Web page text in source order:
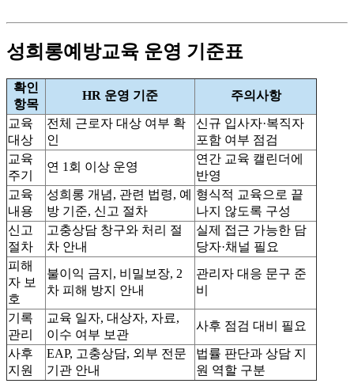
성희롱예방교육 운영 기준표
확인
항목
HR 운영 기준 주의사항
교육
대상
전체 근로자 대상 여부 확
인
신규 입사자·복직자
포함 여부 점검
교육
주기
연 1회 이상 운영
연간 교육 캘린더에
반영
교육
내용
성희롱 개념, 관련 법령, 예
방 기준, 신고 절차
형식적 교육으로 끝
나지 않도록 구성
신고
절차
고충상담 창구와 처리 절
차 안내
실제 접근 가능한 담
당자·채널 필요
피해
자 보
호
불이익 금지, 비밀보장, 2
차 피해 방지 안내
관리자 대응 문구 준
비
기록
관리
교육 일자, 대상자, 자료,
이수 여부 보관
사후 점검 대비 필요
사후
지원
EAP, 고충상담, 외부 전문
기관 안내
법률 판단과 상담 지
원 역할 구분